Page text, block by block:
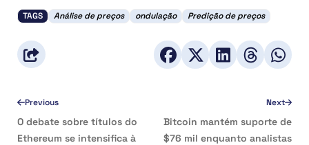
TAGS Análise de preços ondulação Predição de preços
Previous
O debate sobre títulos do
Ethereum se intensifica à
Next
Bitcoin mantém suporte de
$76 mil enquanto analistas